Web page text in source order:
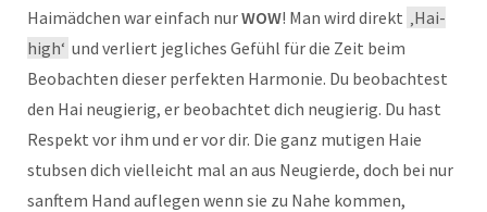
Haimädchen war einfach nurWOW! Man wird direkt ‚Hai-
high‘ und verliert jegliches Gefühl für die Zeit beim
Beobachten dieser perfekten Harmonie. Du beobachtest
den Hai neugierig, er beobachtet dich neugierig. Du hast
Respekt vor ihm und er vor dir. Die ganz mutigen Haie
stubsen dich vielleicht mal an aus Neugierde, doch bei nur
sanftem Hand auflegen wenn sie zu Nahe kommen,